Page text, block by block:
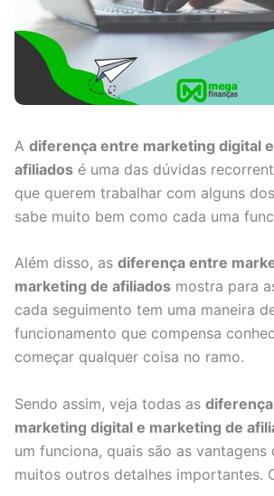
A diferença entre marketing digital
afiliados é uma das dúvidas
que querem trabalhar com alguns
sabe muito bem como cada uma
Além disso, as diferença entre
marketing de afiliados mostra para
cada seguimento tem uma maneira
funcionamento que compensa
começar qualquer coisa no ramo.
Sendo assim, veja todas as
marketing digital e marketing de
um funciona, quais são as vantagens
muitos outros detalhes importantes.